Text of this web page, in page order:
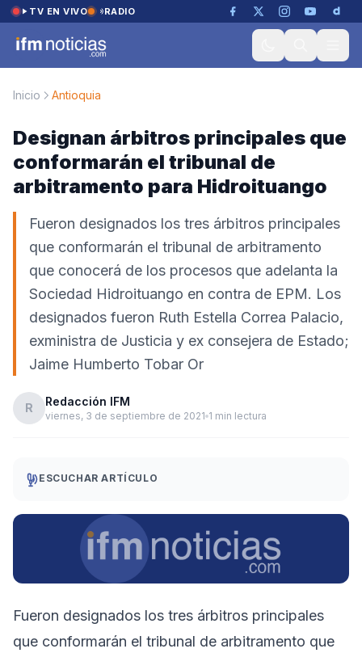
Saltar al contenido
TV EN VIVO RADIO
Inicio Antioquia
Designan árbitros principales que
conformarán el tribunal de
arbitramento para Hidroituango
Fueron designados los tres árbitros principales
que conformarán el tribunal de arbitramento
que conocerá de los procesos que adelanta la
Sociedad Hidroituango en contra de EPM. Los
designados fueron Ruth Estella Correa Palacio,
exministra de Justicia y ex consejera de Estado;
Jaime Humberto Tobar Or
R Redacción IFM
viernes, 3 de septiembre de 2021 1 min lectura
ESCUCHAR ARTÍCULO
Fueron designados los tres árbitros principales
que conformarán el tribunal de arbitramento que